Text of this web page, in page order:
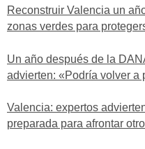
Reconstruir Valencia un
zonas verdes para
Un año después de la
advierten: «Podría volver a
Valencia: expertos
preparada para afrontar